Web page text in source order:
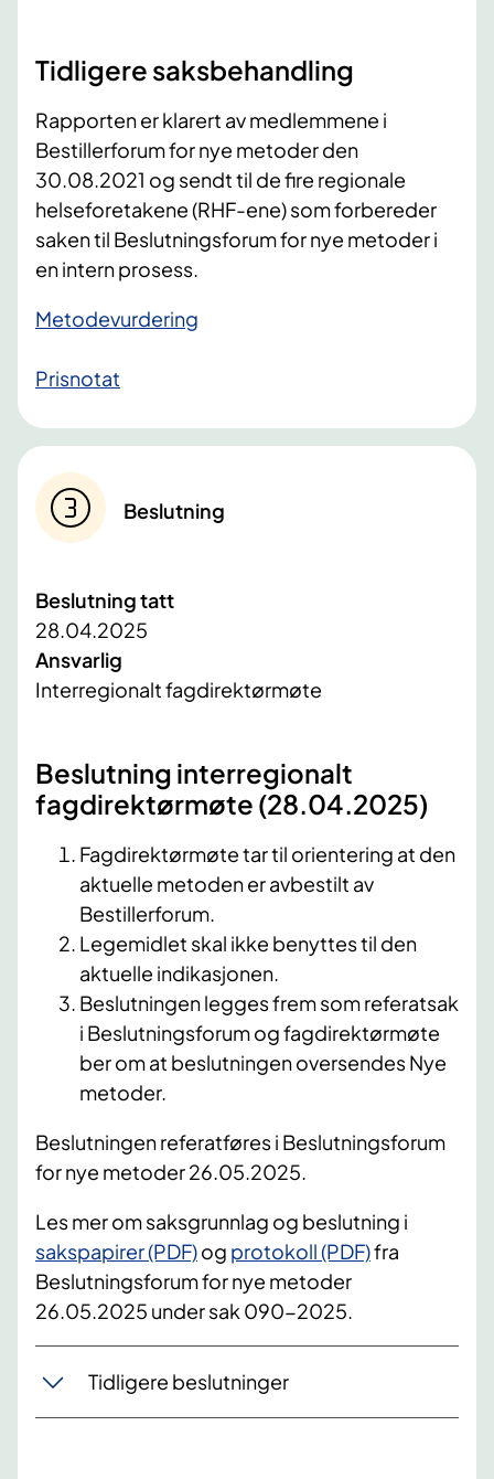
Tidligere saksbehandling
Rapporten er klarert av medlemmene i
Bestillerforum for nye metoder den
30.08.2021 og sendt til de fire regionale
helseforetakene (RHF-ene) som forbereder
saken til Beslutningsforum for nye metoder i
en intern prosess.​
Metodevurdering
Prisnotat​​
Beslutning
Beslutning tatt
28.04.2025
Ansvarlig
Interregionalt fagdirektørmøte
Beslutning interregionalt
fagdirektørmøte (28.04.2025)
Fagdirektørmøte tar til orientering at den
aktuelle metoden er avbestilt av
Bestillerforum.
Legemidlet skal ikke benyttes til den
aktuelle indikasjonen.
Beslutningen legges frem som referatsak
i Beslutningsforum og fagdirektørmøte
ber om at beslutningen oversendes Nye
metoder.
Beslutningen referatføres i Beslutningsforum
for nye metoder 26.05.2025.
Les mer om saksgrunnlag og beslutning i
sakspapirer (PDF)og protokoll (PDF)fra
Beslutningsforum for nye metoder
26.05.2025 under sak 090-2025.
Tidligere beslutninger